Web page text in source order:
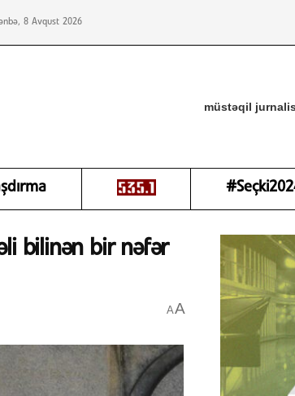
8 Avqust 2026
müstəqil
bilinən bir nəfər
AA